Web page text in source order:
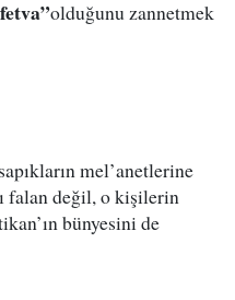
olduğunu zannetmek
mel’anetlerine
falan değil, o kişilerin
bünyesini de